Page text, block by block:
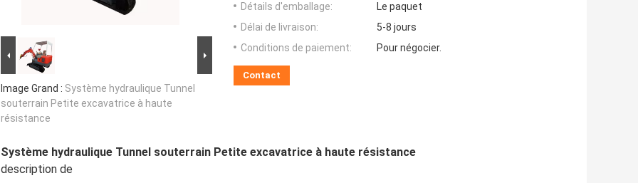
Image Grand : Système hydraulique Tunnel
souterrain Petite excavatrice à haute
résistance
Détails d'emballage:
Le paquet
Délai de livraison:
5-8 jours
Conditions de paiement:
Pour négocier.
Contact
Système hydraulique Tunnel souterrain Petite excavatrice à haute résistance
description de